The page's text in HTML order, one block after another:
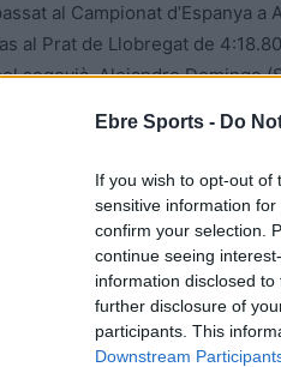
Ebre Sports - Do
If you wish to opt-out of
sensitive information
confirm your selection.
continue seeing
information disclosed
further disclosure of
participants. This
Downstream
al Campionat d’Espanya a
al Prat de Llobregat de
segovià, Alejandro Domingo
del Barrio (Alcampo